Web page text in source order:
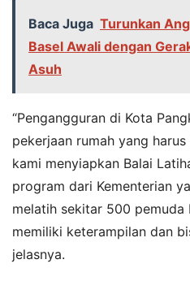
Baca Juga Turunkan
Basel Awali dengan
Asuh
“Pengangguran di Kota
pekerjaan rumah yang
kami menyiapkan Balai
program dari Kementerian
melatih sekitar 500 pemuda
memiliki keterampilan dan
jelasnya.